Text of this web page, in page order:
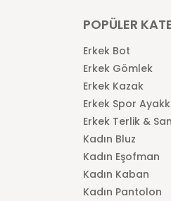
POPÜLER
Erkek Bot
Erkek Gömlek
Erkek Kazak
Erkek Spor
Erkek Terlik &
Kadın Bluz
Kadın Eşofman
Kadın Kaban
Kadın Pantolon